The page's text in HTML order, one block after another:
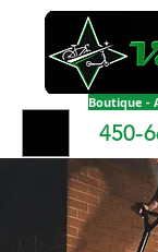
Boutique -
450-